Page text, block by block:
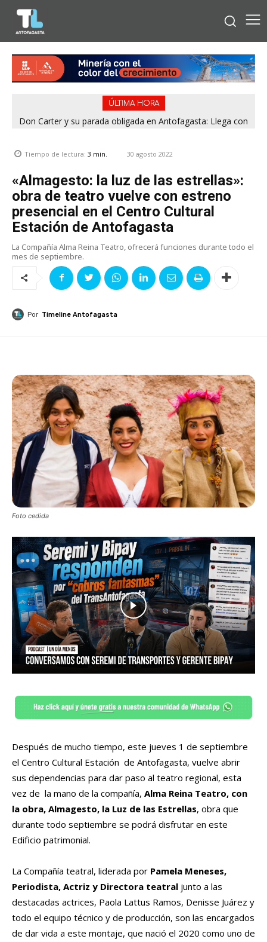
ÚLTIMA HORA
Don Carter y su parada obligada en Antofagasta: Llega con
Tiempo de lectura: 3 min. 30 agosto 2022
«Almagesto: la luz de las estrellas»:
obra de teatro vuelve con estreno
presencial en el Centro Cultural
Estación de Antofagasta
La Compañía Alma Reina Teatro, ofrecerá funciones durante todo el
mes de septiembre.
Por Timeline Antofagasta
Foto cedida
Después de mucho tiempo, este jueves 1 de septiembre
el Centro Cultural Estación de Antofagasta, vuelve abrir
sus dependencias para dar paso al teatro regional, esta
vez de la mano de la compañía, Alma Reina Teatro, con
la obra, Almagesto, la Luz de las Estrellas, obra que
durante todo septiembre se podrá disfrutar en este
Edificio patrimonial.
La Compañía teatral, liderada por Pamela Meneses,
Periodista, Actriz y Directora teatral junto a las
destacadas actrices, Paola Lattus Ramos, Denisse Juárez y
todo el equipo técnico y de producción, son las encargados
de dar vida a este montaje, que nació el 2020 como uno de